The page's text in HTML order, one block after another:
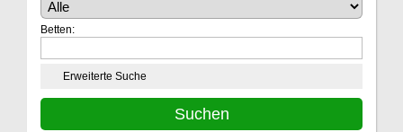
Betten:
Erweiterte Suche